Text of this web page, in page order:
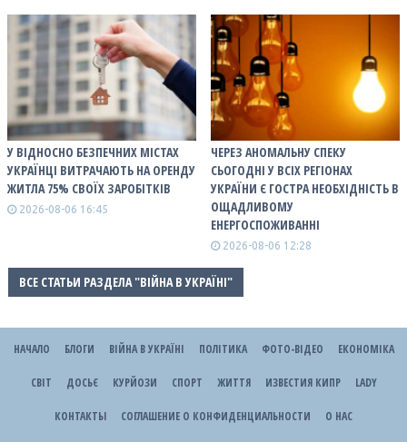
У ВІДНОСНО БЕЗПЕЧНИХ МІСТАХ
УКРАЇНЦІ ВИТРАЧАЮТЬ НА ОРЕНДУ
ЖИТЛА 75% СВОЇХ ЗАРОБІТКІВ
2026-08-06 16:45
ЧЕРЕЗ АНОМАЛЬНУ СПЕКУ
СЬОГОДНІ У ВСІХ РЕГІОНАХ
УКРАЇНИ Є ГОСТРА НЕОБХІДНІСТЬ В
ОЩАДЛИВОМУ
ЕНЕРГОСПОЖИВАННІ
2026-08-06 12:28
ВСЕ СТАТЬИ РАЗДЕЛА "ВІЙНА В УКРАЇНІ"
НАЧАЛО БЛОГИ ВІЙНА В УКРАЇНІ ПОЛІТИКА ФОТО-ВІДЕО ЕКОНОМІКА
СВІТ ДОСЬЄ КУРЙОЗИ СПОРТ ЖИТТЯ ИЗВЕСТИЯ КИПР LADY
КОНТАКТЫ СОГЛАШЕНИЕ О КОНФИДЕНЦИАЛЬНОСТИ О НАС